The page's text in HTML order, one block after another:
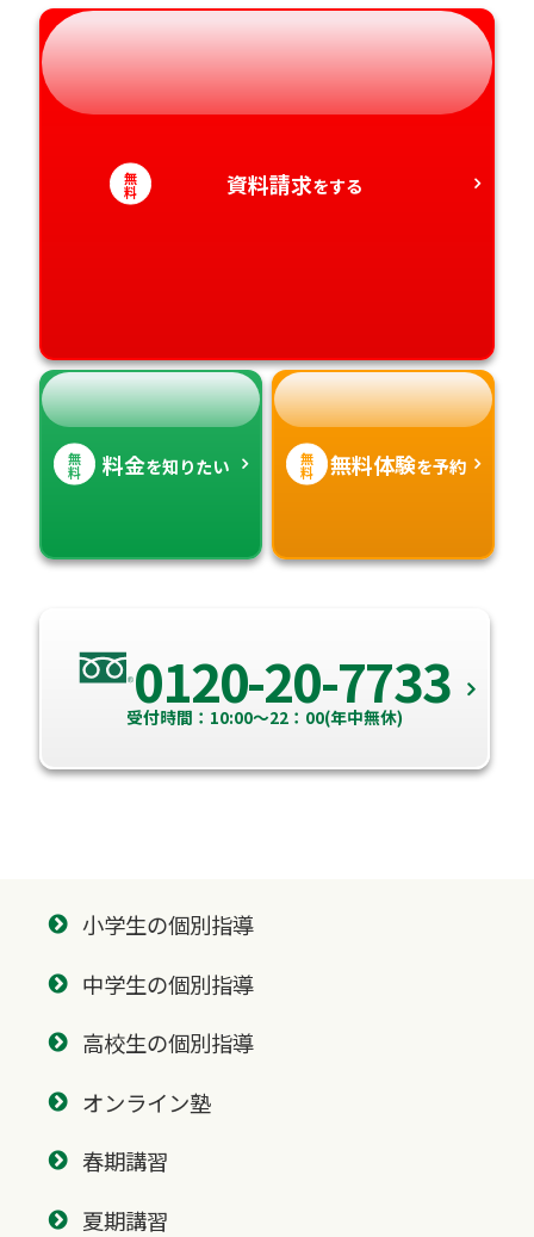
岐阜県
静岡県
奈良県
和歌山県
山口県
徳島県
熊本県
大分県
無
料 資料請求をする
無
料 料金を知りたい 無
料 無料体験を予約
0120-20-7733
受付時間：10:00～22：00(年中無休)
小学生の個別指導
中学生の個別指導
高校生の個別指導
オンライン塾
春期講習
夏期講習